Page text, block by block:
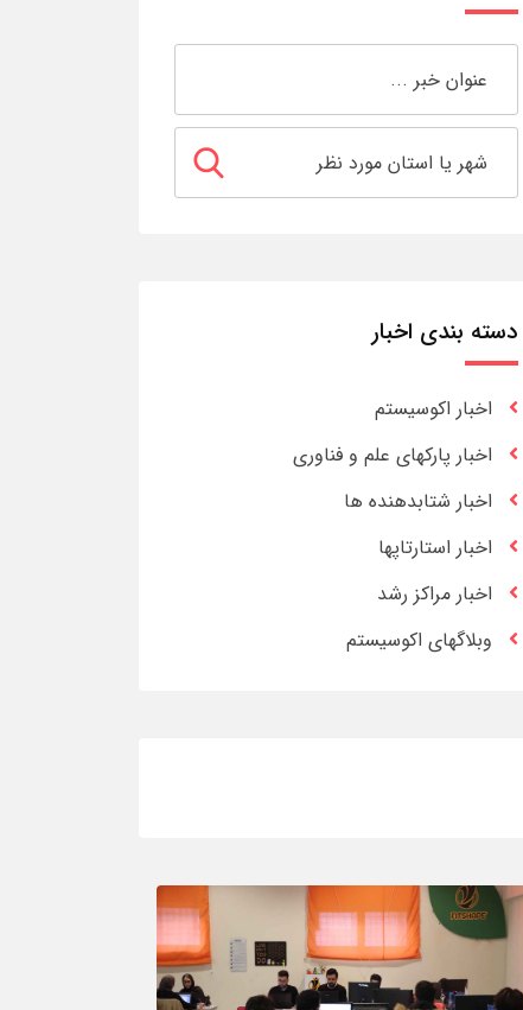
دسته بندی اخبار
اخبار اکوسیستم
اخبار پارکهای علم و فناوری
اخبار شتابدهنده ها
اخبار استارتاپها
اخبار مراکز رشد
وبلاگهای اکوسیستم